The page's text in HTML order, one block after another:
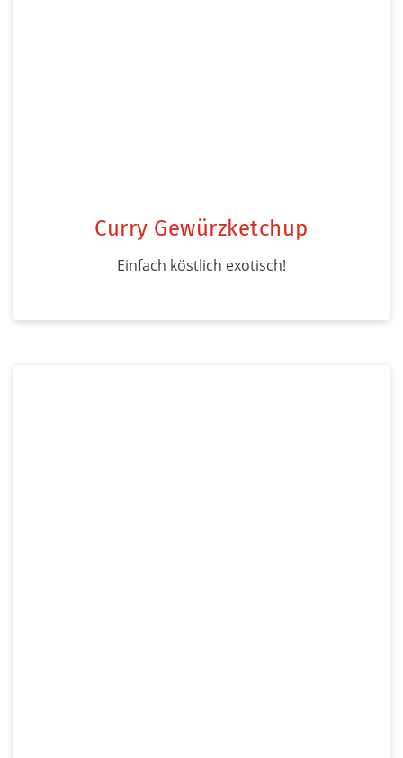
Curry Gewürzketchup
Einfach köstlich exotisch!